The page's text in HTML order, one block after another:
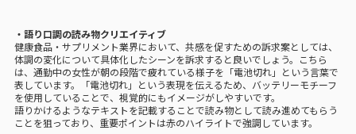
・語り口調の読み物クリエイティブ
健康食品・サプリメント業界において、共感を促すための訴求案としては、
体調の変化について具体化したシーンを訴求すると良いでしょう。こちら
は、通勤中の女性が朝の段階で疲れている様子を「電池切れ」という言葉で
表しています。「電池切れ」という表現を伝えるため、バッテリーモチーフ
を使用していることで、視覚的にもイメージがしやすいです。
語りかけるようなテキストを記載することで読み物として読み進めてもらう
ことを狙っており、重要ポイントは赤のハイライトで強調しています。